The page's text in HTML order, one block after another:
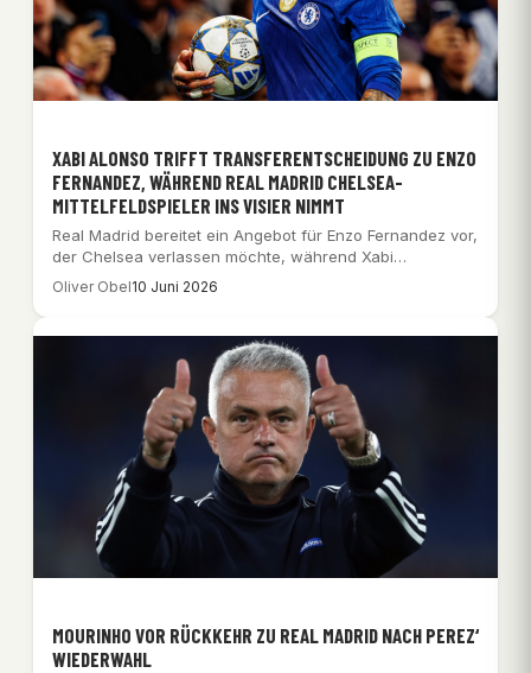
XABI ALONSO TRIFFT TRANSFERENTSCHEIDUNG ZU ENZO
FERNANDEZ, WÄHREND REAL MADRID CHELSEA-
MITTELFELDSPIELER INS VISIER NIMMT
Real Madrid bereitet ein Angebot für Enzo Fernandez vor,
der Chelsea verlassen möchte, während Xabi…
Oliver Obel10 Juni 2026
MOURINHO VOR RÜCKKEHR ZU REAL MADRID NACH PEREZ‘
WIEDERWAHL